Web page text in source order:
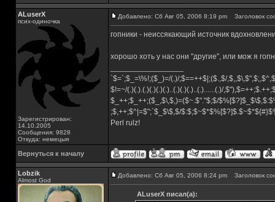
ALuserX
псих-одиночка
Зарегистрирован:
14.10.2005
Сообщения: 9828
Откуда: немецыя
Добавлено: Сб Авг 05, 2006 8:19 pm Заголовок
гопники - неиссякающий источник
хорошо хоть у нас они "другие", или мож я
`$=`;$_=\%!;($_)=/(.)/;$==++$|;($.,$/
$!=~/(.)(.).(.)(.)(.)(.)..(.)(.)(.)..(.)......(.)/
$_++;$_++;($_,$\,$,)=($~.$"."$;$/
;$,++;$^|=$";`$_$\$,$/
Perl rulz!
Вернуться к началу
Lobzik
Almost God
Добавлено: Сб Авг 05, 2006 8:24 pm Заголовок
ALuserX писал(а):